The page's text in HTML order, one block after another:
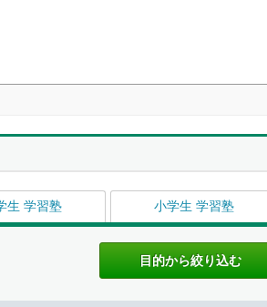
生 学習塾 小学生 学習塾